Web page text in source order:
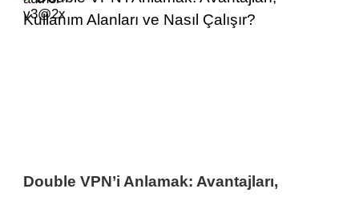
Double VPN’i Anlamak: Avantajları,